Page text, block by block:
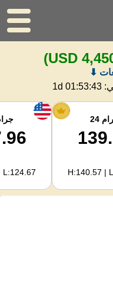
⬇
1d 01:53:43
24
H:140.57 |
L:124.67